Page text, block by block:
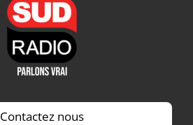
Contactez nous